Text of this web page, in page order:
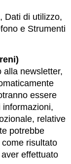
Dati di utilizzo,
e Strumenti
alla newsletter,
essere
relative
potrebbe
risultato
effettuato